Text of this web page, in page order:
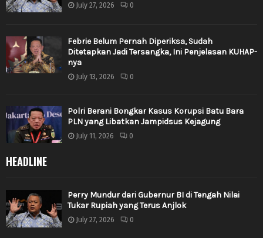
July 27, 2026 0
Febrie Belum Pernah Diperiksa, Sudah
Ditetapkan Jadi Tersangka, Ini Penjelasan KUHAP-
nya
July 13, 2026 0
Polri Berani Bongkar Kasus Korupsi Batu Bara
PLN yang Libatkan Jampidsus Kejagung
July 11, 2026 0
HEADLINE
Perry Mundur dari Gubernur BI di Tengah Nilai
Tukar Rupiah yang Terus Anjlok
July 27, 2026 0